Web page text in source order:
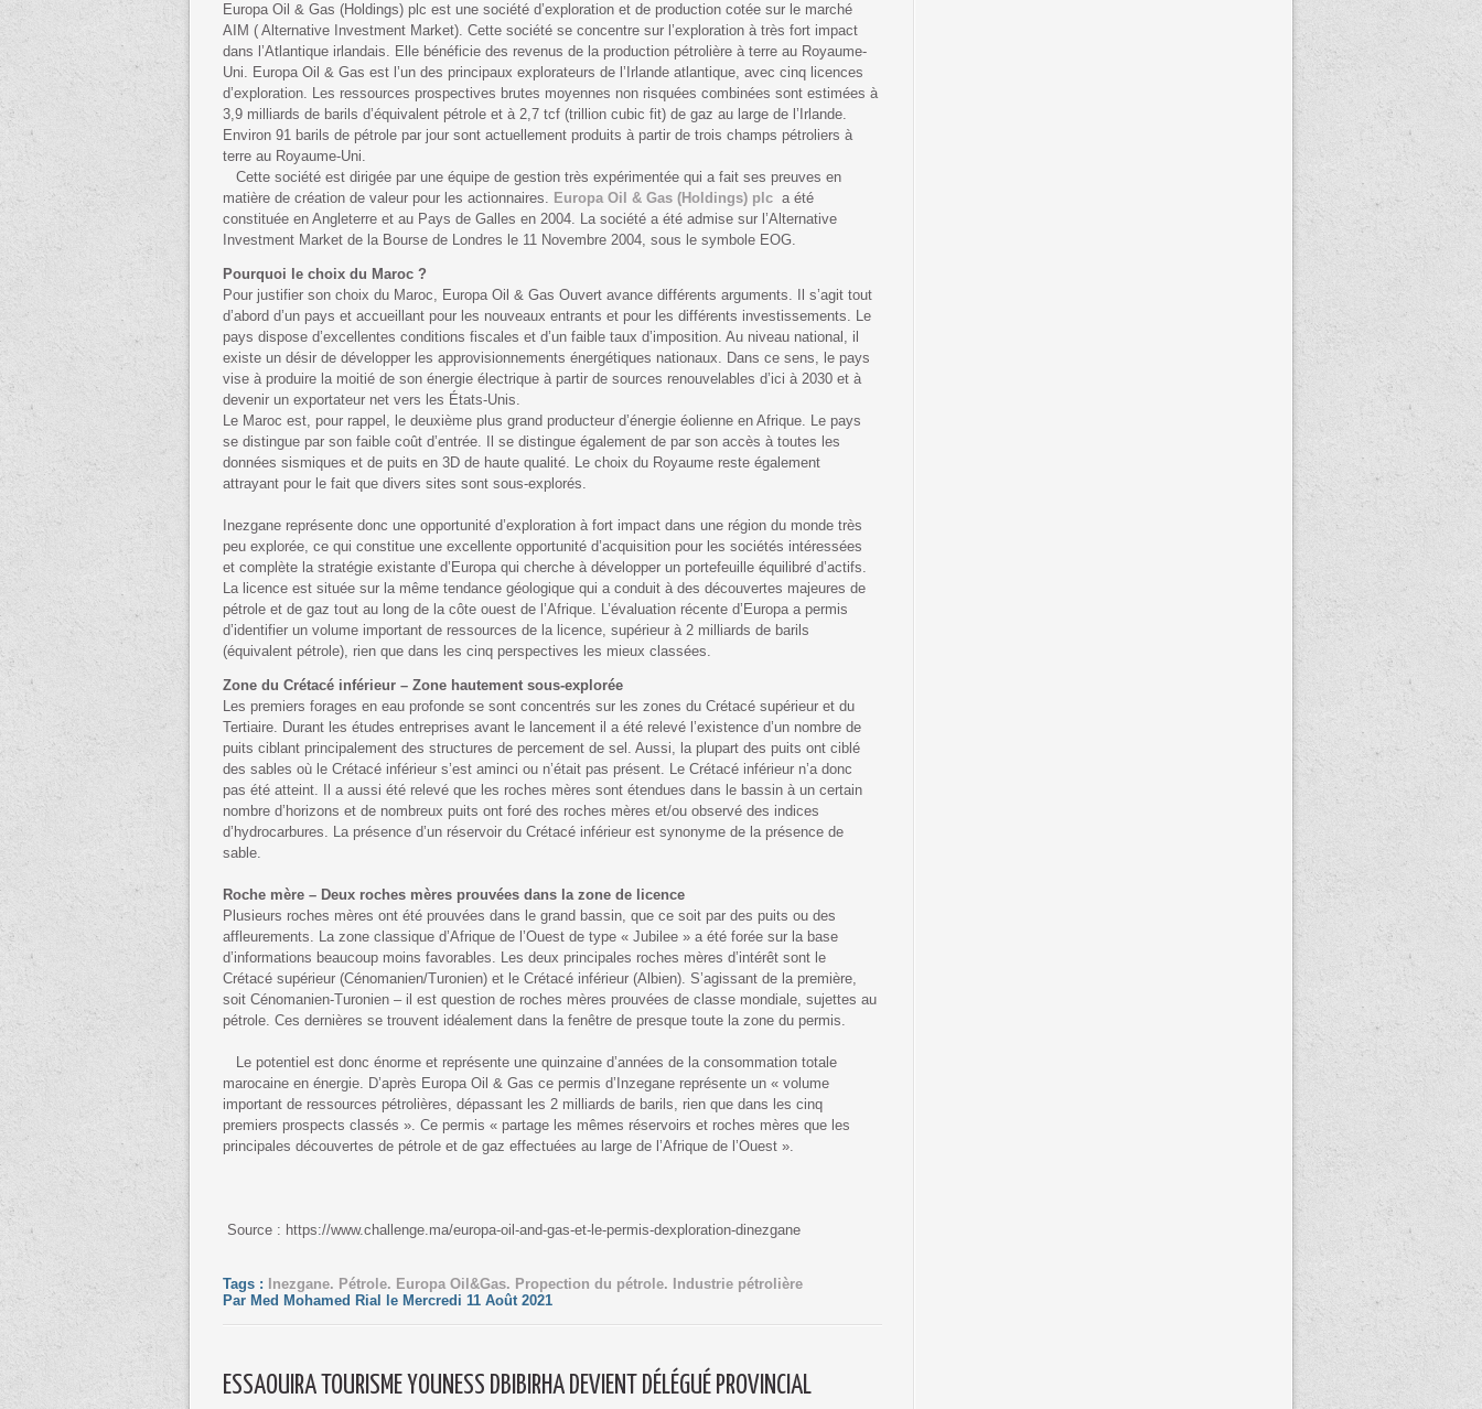
Europa Oil & Gas (Holdings) plc est une société d’exploration et de production cotée sur le marché
AIM ( Alternative Investment Market). Cette société se concentre sur l’exploration à très fort impact
dans l’Atlantique irlandais. Elle bénéficie des revenus de la production pétrolière à terre au Royaume-
Uni. Europa Oil & Gas est l’un des principaux explorateurs de l’Irlande atlantique, avec cinq licences
d’exploration. Les ressources prospectives brutes moyennes non risquées combinées sont estimées à
3,9 milliards de barils d’équivalent pétrole et à 2,7 tcf (trillion cubic fit) de gaz au large de l’Irlande.
Environ 91 barils de pétrole par jour sont actuellement produits à partir de trois champs pétroliers à
terre au Royaume-Uni.
Cette société est dirigée par une équipe de gestion très expérimentée qui a fait ses preuves en
matière de création de valeur pour les actionnaires. Europa Oil & Gas (Holdings) plc a été
constituée en Angleterre et au Pays de Galles en 2004. La société a été admise sur l’Alternative
Investment Market de la Bourse de Londres le 11 Novembre 2004, sous le symbole EOG.
Pourquoi le choix du Maroc ?
Pour justifier son choix du Maroc, Europa Oil & Gas Ouvert avance différents arguments. Il s’agit tout
d’abord d’un pays et accueillant pour les nouveaux entrants et pour les différents investissements. Le
pays dispose d’excellentes conditions fiscales et d’un faible taux d’imposition. Au niveau national, il
existe un désir de développer les approvisionnements énergétiques nationaux. Dans ce sens, le pays
vise à produire la moitié de son énergie électrique à partir de sources renouvelables d’ici à 2030 et à
devenir un exportateur net vers les États-Unis.
Le Maroc est, pour rappel, le deuxième plus grand producteur d’énergie éolienne en Afrique. Le pays
se distingue par son faible coût d’entrée. Il se distingue également de par son accès à toutes les
données sismiques et de puits en 3D de haute qualité. Le choix du Royaume reste également
attrayant pour le fait que divers sites sont sous-explorés.
Inezgane représente donc une opportunité d’exploration à fort impact dans une région du monde très
peu explorée, ce qui constitue une excellente opportunité d’acquisition pour les sociétés intéressées
et complète la stratégie existante d’Europa qui cherche à développer un portefeuille équilibré d’actifs.
La licence est située sur la même tendance géologique qui a conduit à des découvertes majeures de
pétrole et de gaz tout au long de la côte ouest de l’Afrique. L’évaluation récente d’Europa a permis
d’identifier un volume important de ressources de la licence, supérieur à 2 milliards de barils
(équivalent pétrole), rien que dans les cinq perspectives les mieux classées.
Zone du Crétacé inférieur – Zone hautement sous-explorée
Les premiers forages en eau profonde se sont concentrés sur les zones du Crétacé supérieur et du
Tertiaire. Durant les études entreprises avant le lancement il a été relevé l’existence d’un nombre de
puits ciblant principalement des structures de percement de sel. Aussi, la plupart des puits ont ciblé
des sables où le Crétacé inférieur s’est aminci ou n’était pas présent. Le Crétacé inférieur n’a donc
pas été atteint. Il a aussi été relevé que les roches mères sont étendues dans le bassin à un certain
nombre d’horizons et de nombreux puits ont foré des roches mères et/ou observé des indices
d’hydrocarbures. La présence d’un réservoir du Crétacé inférieur est synonyme de la présence de
sable.
Roche mère – Deux roches mères prouvées dans la zone de licence
Plusieurs roches mères ont été prouvées dans le grand bassin, que ce soit par des puits ou des
affleurements. La zone classique d’Afrique de l’Ouest de type « Jubilee » a été forée sur la base
d’informations beaucoup moins favorables. Les deux principales roches mères d’intérêt sont le
Crétacé supérieur (Cénomanien/Turonien) et le Crétacé inférieur (Albien). S’agissant de la première,
soit Cénomanien-Turonien – il est question de roches mères prouvées de classe mondiale, sujettes au
pétrole. Ces dernières se trouvent idéalement dans la fenêtre de presque toute la zone du permis.
Le potentiel est donc énorme et représente une quinzaine d’années de la consommation totale
marocaine en énergie. D’après Europa Oil & Gas ce permis d’Inzegane représente un « volume
important de ressources pétrolières, dépassant les 2 milliards de barils, rien que dans les cinq
premiers prospects classés ». Ce permis « partage les mêmes réservoirs et roches mères que les
principales découvertes de pétrole et de gaz effectuées au large de l’Afrique de l’Ouest ».
Source : https://www.challenge.ma/europa-oil-and-gas-et-le-permis-dexploration-dinezgane
Tags :
Inezgane. Pétrole. Europa Oil&Gas. Propection du pétrole. Industrie pétrolière
Par Med Mohamed Rial le Mercredi 11 Août 2021
ESSAOUIRA TOURISME YOUNESS DBIBIRHA DEVIENT DÉLÉGUÉ PROVINCIAL